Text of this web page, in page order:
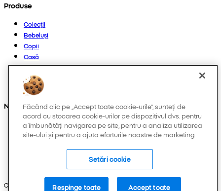
Produse
Colecții
Bebeluși
Copii
Casă
Femei
Bărbați
Altele
Ne găsești și pe:
Copyright © 2026 Pepco. Toate drepturile rezervate.
Făcând clic pe „Accept toate cookie-urile”, sunteți de
acord cu stocarea cookie-urilor pe dispozitivul dvs. pentru
a îmbunătăți navigarea pe site, pentru a analiza utilizarea
site-ului și pentru a ajuta eforturile noastre de marketing.
Setări cookie
Respinge toate Accept toate